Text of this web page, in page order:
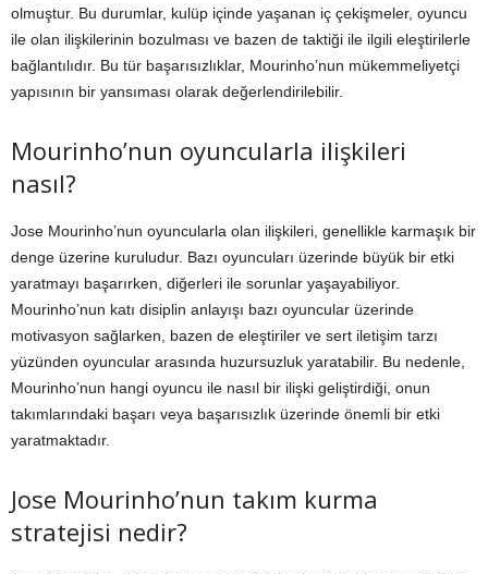
olmuştur. Bu durumlar, kulüp içinde yaşanan iç çekişmeler, oyuncu
ile olan ilişkilerinin bozulması ve bazen de taktiği ile ilgili eleştirilerle
bağlantılıdır. Bu tür başarısızlıklar, Mourinho’nun mükemmeliyetçi
yapısının bir yansıması olarak değerlendirilebilir.
Mourinho’nun oyuncularla ilişkileri
nasıl?
Jose Mourinho’nun oyuncularla olan ilişkileri, genellikle karmaşık bir
denge üzerine kuruludur. Bazı oyuncuları üzerinde büyük bir etki
yaratmayı başarırken, diğerleri ile sorunlar yaşayabiliyor.
Mourinho’nun katı disiplin anlayışı bazı oyuncular üzerinde
motivasyon sağlarken, bazen de eleştiriler ve sert iletişim tarzı
yüzünden oyuncular arasında huzursuzluk yaratabilir. Bu nedenle,
Mourinho’nun hangi oyuncu ile nasıl bir ilişki geliştirdiği, onun
takımlarındaki başarı veya başarısızlık üzerinde önemli bir etki
yaratmaktadır.
Jose Mourinho’nun takım kurma
stratejisi nedir?